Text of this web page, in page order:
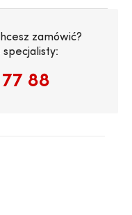
zamówić?
specjalisty:
88